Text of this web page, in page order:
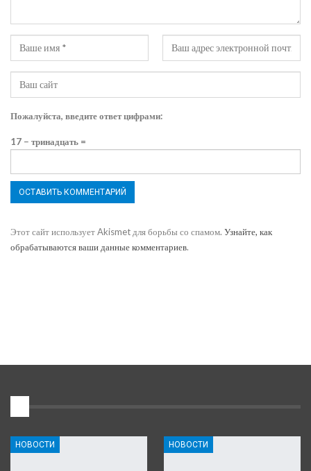
Пожалуйста, введите ответ цифрами:
17 − тринадцать =
Этот сайт использует Akismet для борьбы со спамом. Узнайте, как
обрабатываются ваши данные комментариев.
НОВОСТИ НОВОСТИ